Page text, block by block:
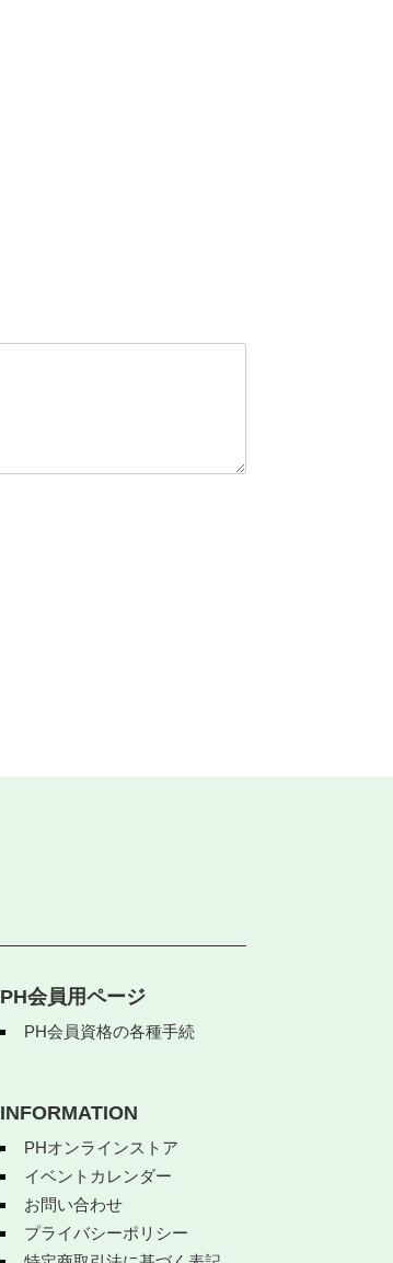
PH会員用ページ
PH会員資格の各種手続
INFORMATION
PHオンラインストア
イベントカレンダー
お問い合わせ
プライバシーポリシー